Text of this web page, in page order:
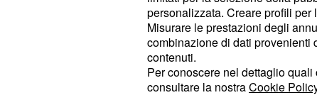
In più, c'è da considerare che
i piloti si dovessero trovare di
personalizzata. Creare profili
Misurare le prestazioni degli
combinazione di dati provenienti
contenuti.
Per conoscere nel dettaglio
consultare la nostraCookie